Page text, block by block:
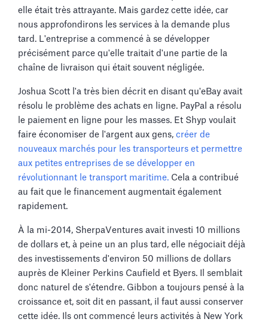
elle était très attrayante. Mais gardez cette idée, car
nous approfondirons les services à la demande plus
tard. L'entreprise a commencé à se développer
précisément parce qu'elle traitait d'une partie de la
chaîne de livraison qui était souvent négligée.
Joshua Scott l'a très bien décrit en disant qu'eBay avait
résolu le problème des achats en ligne. PayPal a résolu
le paiement en ligne pour les masses. Et Shyp voulait
faire économiser de l'argent aux gens, créer de
nouveaux marchés pour les transporteurs et permettre
aux petites entreprises de se développer en
révolutionnant le transport maritime. Cela a contribué
au fait que le financement augmentait également
rapidement.
À la mi-2014, SherpaVentures avait investi 10 millions
de dollars et, à peine un an plus tard, elle négociait déjà
des investissements d'environ 50 millions de dollars
auprès de Kleiner Perkins Caufield et Byers. Il semblait
donc naturel de s'étendre. Gibbon a toujours pensé à la
croissance et, soit dit en passant, il faut aussi conserver
cette idée. Ils ont commencé leurs activités à New York